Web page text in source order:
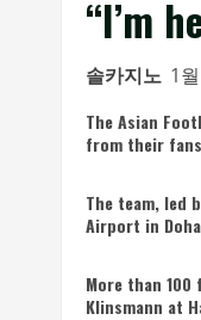
“I’m
솔카지노 1
The Asian
from their
The team, led
Airport in
More than
Klinsmann at